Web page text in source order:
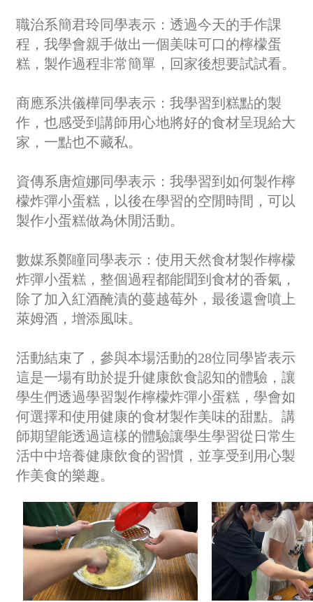
職治系簡君玲同學表示：透過今天的手作課
程，我學會親手做出一個美味可口的檸檬蛋
糕，製作過程非常簡單，回家後想要試試看。
商應系洪儀樺同學表示：我學習到糕點的製
作，也感受到講師用心地將好的食材呈現給大
家，一點也不藏私。
資傳系唐煊娜同學表示：我學習到如何製作檸
檬炸彈小蛋糕，以後在學習的空閒時間，可以
製作小蛋糕做為休閒活動。
數媒系鄭瞳同學表示：使用天然食材製作檸檬
炸彈小蛋糕，整個過程都能聞到食材的香氣，
除了加入紅酒醃漬的蔓越莓外，最後還會噴上
萊姆酒，增添風味。
活動結束了，參與本場活動的28位同學皆表示
這是一場有助於提升健康飲食認知的體驗，讓
學生們透過學習製作檸檬炸彈小蛋糕，學會如
何選擇和使用健康的食材製作美味的甜點。講
師期望能透過這樣的體驗讓學生學習從日常生
活中中培養健康飲食的習慣，並享受到用心製
作美食的樂趣。